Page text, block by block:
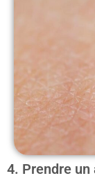
4. Prendre